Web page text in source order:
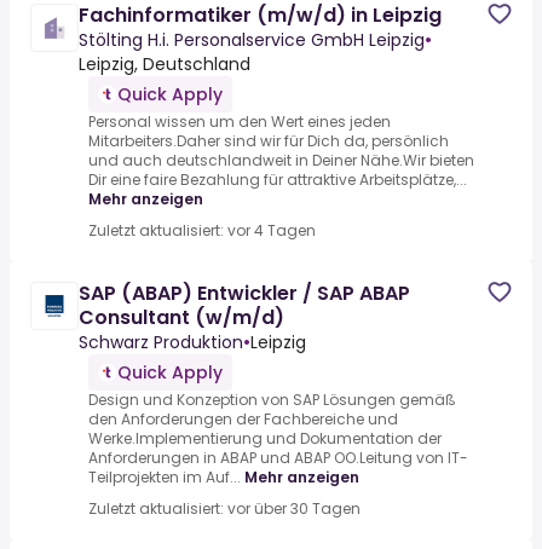
Fachinformatiker (m/w/d) in Leipzig
Stölting H.i. Personalservice GmbH Leipzig•
Leipzig, Deutschland
Quick Apply
Personal wissen um den Wert eines jeden
Mitarbeiters.Daher sind wir für Dich da, persönlich
und auch deutschlandweit in Deiner Nähe.Wir bieten
Dir eine faire Bezahlung für attraktive Arbeitsplätze,...
Mehr anzeigen
Zuletzt aktualisiert: vor 4 Tagen
SAP (ABAP) Entwickler / SAP ABAP
Consultant (w/m/d)
Schwarz Produktion•Leipzig
Quick Apply
Design und Konzeption von SAP Lösungen gemäß
den Anforderungen der Fachbereiche und
Werke.Implementierung und Dokumentation der
Anforderungen in ABAP und ABAP OO.Leitung von IT-
Teilprojekten im Auf... Mehr anzeigen
Zuletzt aktualisiert: vor über 30 Tagen